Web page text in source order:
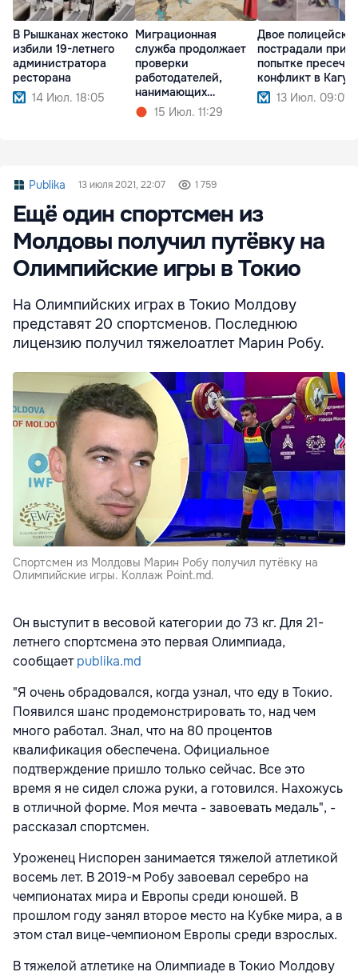
В Рышканах жестоко
избили 19-летнего
администратора
ресторана
14 Июл. 18:05
Миграционная
служба продолжает
проверки
работодателей,
нанимающих
иностранцев
15 Июл. 11:29
Двое
пострадали при
попытке пресечь
конфликт в
13 Июл. 09:01
Publika 13 июля 2021, 22:07 1 759
Ещё один спортсмен из
Молдовы получил путёвку на
Олимпийские игры в Токио
На Олимпийских играх в Токио Молдову
представят 20 спортсменов. Последнюю
лицензию получил тяжелоатлет Марин Робу.
Спортсмен из Молдовы Марин Робу получил путёвку на
Олимпийские игры. Коллаж Point.md.
Он выступит в весовой категории до 73 кг. Для 21-
летнего спортсмена это первая Олимпиада,
сообщаетpublika.md
"Я очень обрадовался, когда узнал, что еду в Токио.
Появился шанс продемонстрировать то, над чем
много работал. Знал, что на 80 процентов
квалификация обеспечена. Официальное
подтверждение пришло только сейчас. Все это
время я не сидел сложа руки, а готовился. Нахожусь
в отличной форме. Моя мечта - завоевать медаль", -
рассказал спортсмен.
Уроженец Ниспорен занимается тяжелой атлетикой
восемь лет. В 2019-м Робу завоевал серебро на
чемпионатах мира и Европы среди юношей. В
прошлом году занял второе место на Кубке мира, а в
этом стал вице-чемпионом Европы среди взрослых.
В тяжелой атлетике на Олимпиаде в Токио Молдову